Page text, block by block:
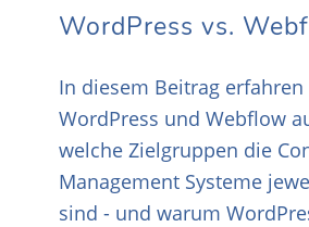
WordPress vs.
In diesem Beitrag erfahren
WordPress und Webflow
welche Zielgruppen die
Management Systeme
sind - und warum